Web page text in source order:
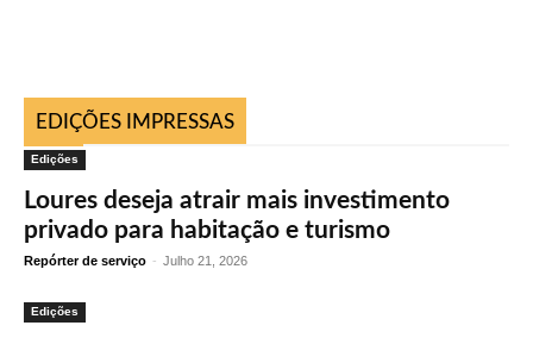
EDIÇÕES IMPRESSAS
Edições
Loures deseja atrair mais investimento
privado para habitação e turismo
Repórter de serviço - Julho 21, 2026
Edições